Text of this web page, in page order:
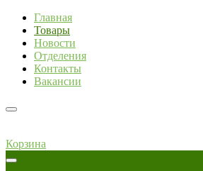
Главная
Товары
Новости
Отделения
Контакты
Вакансии
Корзина